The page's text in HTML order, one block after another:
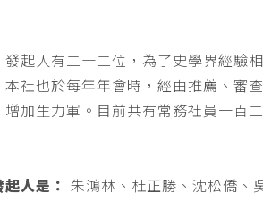
發起人有二十二位，為了史學界經驗
本社也於每年年會時，經由推薦、審
增加生力軍。目前共有常務社員一百
人是：
朱鴻林、杜正勝、沈松僑、